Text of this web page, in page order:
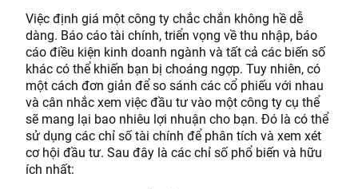
Việc định giá một công ty chắc chắn không hề dễ
dàng. Báo cáo tài chính, triển vọng về thu nhập, báo
cáo điều kiện kinh doanh ngành và tất cả các biến số
khác có thể khiến bạn bị choáng ngợp. Tuy nhiên, có
một cách đơn giản để so sánh các cổ phiếu với nhau
và cân nhắc xem việc đầu tư vào một công ty cụ thể
sẽ mang lại bao nhiêu lợi nhuận cho bạn. Đó là có thể
sử dụng các chỉ số tài chính để phân tích và xem xét
cơ hội đầu tư. Sau đây là các chỉ số phổ biến và hữu
ích nhất: